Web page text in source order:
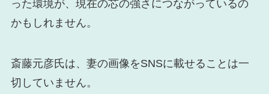
った環境が、現在の芯の強さにつながっているの
かもしれません。
斎藤元彦氏は、妻の画像をSNSに載せることは一
切していません。